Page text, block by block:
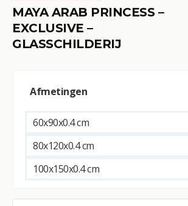
MAYA ARAB PRINCESS –
EXCLUSIVE –
GLASSCHILDERIJ
Afmetingen
60x90x0.4 cm
80x120x0.4 cm
100x150x0.4 cm